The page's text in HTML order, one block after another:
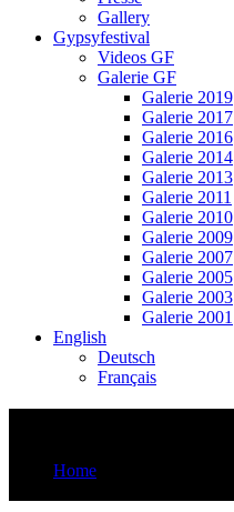
Gallery
Gypsyfestival
Videos GF
Galerie GF
Galerie 2019
Galerie 2017
Galerie 2016
Galerie 2014
Galerie 2013
Galerie 2011
Galerie 2010
Galerie 2009
Galerie 2007
Galerie 2005
Galerie 2003
Galerie 2001
English
Deutsch
Français
Home